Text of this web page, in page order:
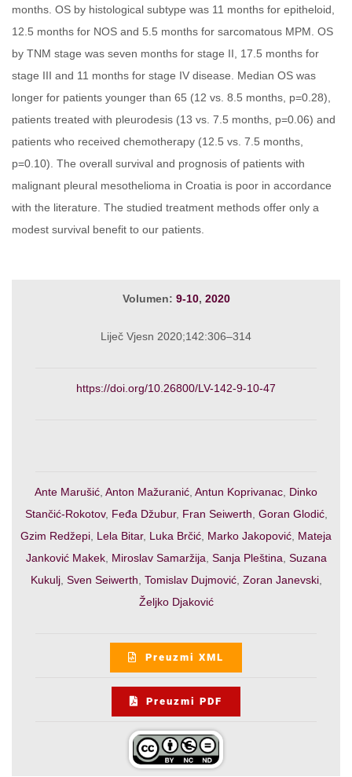
months. OS by histological subtype was 11 months for epitheloid,
12.5 months for NOS and 5.5 months for sarcomatous MPM. OS
by TNM stage was seven months for stage II, 17.5 months for
stage III and 11 months for stage IV disease. Median OS was
longer for patients younger than 65 (12 vs. 8.5 months, p=0.28),
patients treated with pleurodesis (13 vs. 7.5 months, p=0.06) and
patients who received chemotherapy (12.5 vs. 7.5 months,
p=0.10). The overall survival and prognosis of patients with
malignant pleural mesothelioma in Croatia is poor in accordance
with the literature. The studied treatment methods offer only a
modest survival benefit to our patients.
Volumen: 9-10, 2020
Liječ Vjesn 2020;142:306–314
https://doi.org/10.26800/LV-142-9-10-47
Ante Marušić Anton Mažuranić Antun Koprivanac Dinko
Stančić-Rokotov, Feđa Džubur, Fran Seiwerth Goran Glodić,
Gzim Redžepi Lela Bitar, Luka Brčić Marko Jakopović Mateja
Janković Makek, Miroslav Samaržija Sanja Pleština Suzana
Kukulj, Sven Seiwerth Tomislav Dujmović, Zoran Janevski,
Željko Djaković
Preuzmi XML
Preuzmi PDF